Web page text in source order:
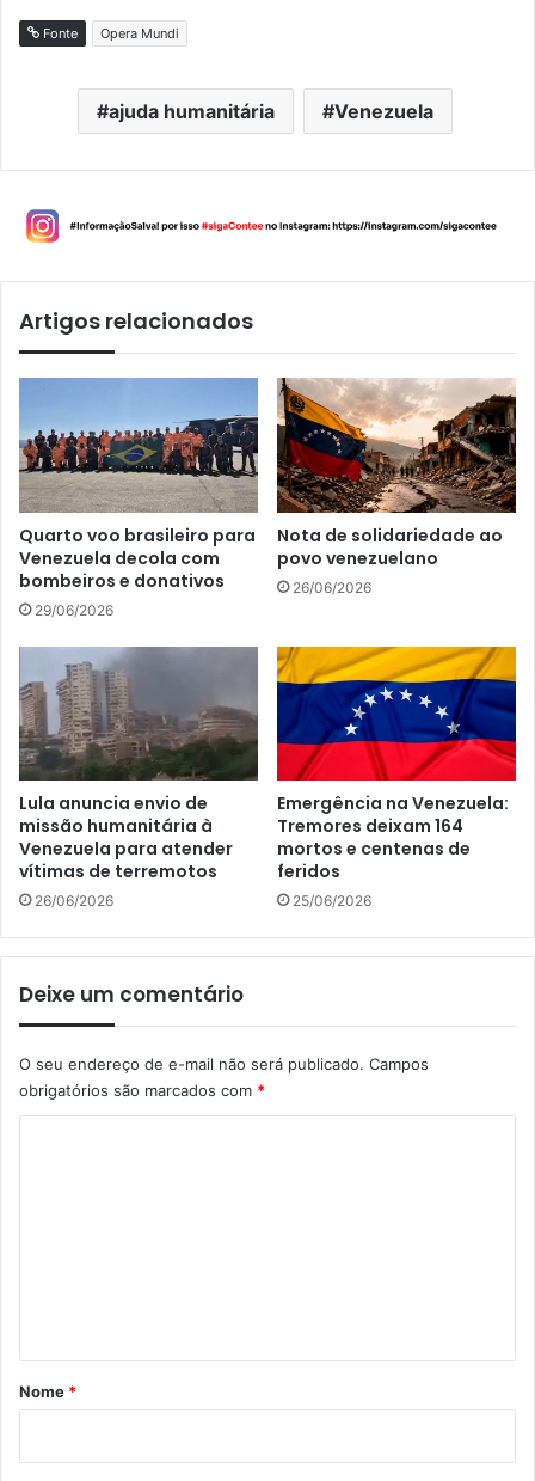
Fonte Opera Mundi
ajuda humanitária Venezuela
Artigos relacionados
Quarto voo brasileiro para
Venezuela decola com
bombeiros e donativos
29/06/2026
Nota de solidariedade ao
povo venezuelano
26/06/2026
Lula anuncia envio de
missão humanitária à
Venezuela para atender
vítimas de terremotos
26/06/2026
Emergência na Venezuela:
Tremores deixam 164
mortos e centenas de
feridos
25/06/2026
Deixe um comentário
O seu endereço de e-mail não será publicado. Campos
obrigatórios são marcados com *
r
Nome *